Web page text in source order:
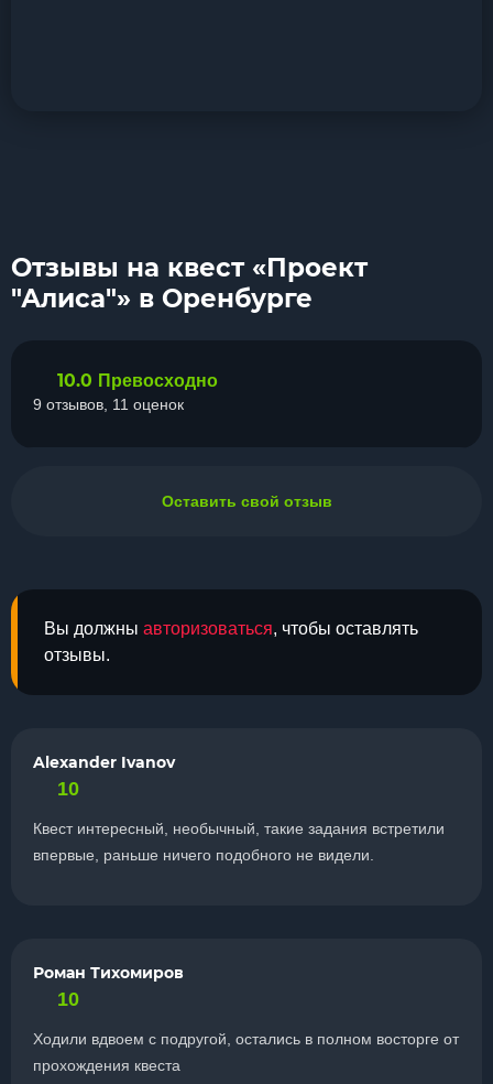
Отзывы на квест «Проект
"Алиса"» в Оренбурге
Вы должны авторизоваться, чтобы оставлять
отзывы.
Alexander Ivanov
10
Квест интересный, необычный, такие задания встретили
впервые, раньше ничего подобного не видели.
Роман Тихомиров
10
Ходили вдвоем с подругой, остались в полном восторге от
прохождения квеста
10.0 Превосходно
9 отзывов, 11 оценок
Оставить свой отзыв